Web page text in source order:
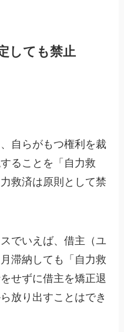
しても禁止
自らがもつ権利を裁
ることを「自力救
救済は原則として禁
でいえば、借主（ユ
滞納しても「自力救
せずに借主を矯正退
放り出すことはでき